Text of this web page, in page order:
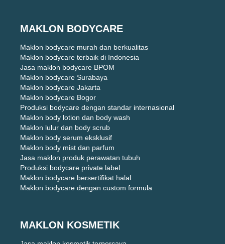
MAKLON BODYCARE
Maklon bodycare murah dan berkualitas
Maklon bodycare terbaik di Indonesia
Jasa maklon bodycare BPOM
Maklon bodycare Surabaya
Maklon bodycare Jakarta
Maklon bodycare Bogor
Produksi bodycare dengan standar internasional
Maklon body lotion dan body wash
Maklon lulur dan body scrub
Maklon body serum eksklusif
Maklon body mist dan parfum
Jasa maklon produk perawatan tubuh
Produksi bodycare private label
Maklon bodycare bersertifikat halal
Maklon bodycare dengan custom formula
MAKLON KOSMETIK